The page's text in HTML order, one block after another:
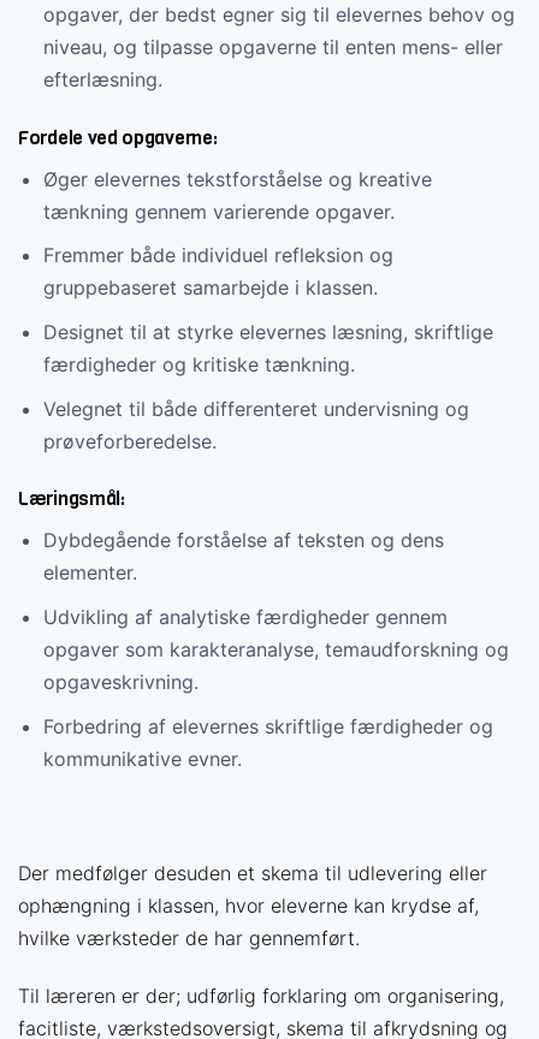
opgaver, der bedst egner sig til elevernes behov og
niveau, og tilpasse opgaverne til enten mens- eller
efterlæsning.
Fordele ved opgaverne:
Øger elevernes tekstforståelse og kreative
tænkning gennem varierende opgaver.
Fremmer både individuel refleksion og
gruppebaseret samarbejde i klassen.
Designet til at styrke elevernes læsning, skriftlige
færdigheder og kritiske tænkning.
Velegnet til både differenteret undervisning og
prøveforberedelse.
Læringsmål:
Dybdegående forståelse af teksten og dens
elementer.
Udvikling af analytiske færdigheder gennem
opgaver som karakteranalyse, temaudforskning og
opgaveskrivning.
Forbedring af elevernes skriftlige færdigheder og
kommunikative evner.
Der medfølger desuden et skema til udlevering eller
ophængning i klassen, hvor eleverne kan krydse af,
hvilke værksteder de har gennemført.
Til læreren er der; udførlig forklaring om organisering,
facitliste, værkstedsoversigt, skema til afkrydsning og